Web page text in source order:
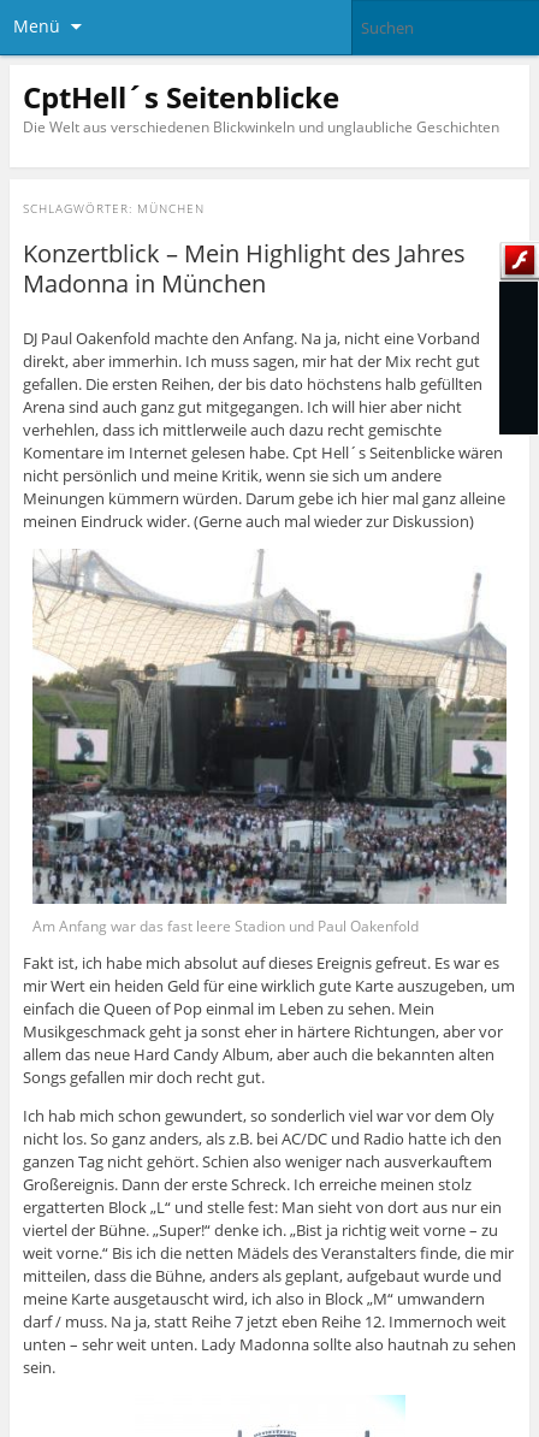
Menü
CptHell´s Seitenblicke
Die Welt aus verschiedenen Blickwinkeln und unglaubliche Geschichten
SCHLAGWÖRTER: MÜNCHEN
Konzertblick – Mein Highlight des Jahres
Madonna in München
DJ Paul Oakenfold machte den Anfang. Na ja, nicht eine Vorband
direkt, aber immerhin. Ich muss sagen, mir hat der Mix recht gut
gefallen. Die ersten Reihen, der bis dato höchstens halb gefüllten
Arena sind auch ganz gut mitgegangen. Ich will hier aber nicht
verhehlen, dass ich mittlerweile auch dazu recht gemischte
Komentare im Internet gelesen habe. Cpt Hell´s Seitenblicke wären
nicht persönlich und meine Kritik, wenn sie sich um andere
Meinungen kümmern würden. Darum gebe ich hier mal ganz alleine
meinen Eindruck wider. (Gerne auch mal wieder zur Diskussion)
Am Anfang war das fast leere Stadion und Paul Oakenfold
Fakt ist, ich habe mich absolut auf dieses Ereignis gefreut. Es war es
mir Wert ein heiden Geld für eine wirklich gute Karte auszugeben, um
einfach die Queen of Pop einmal im Leben zu sehen. Mein
Musikgeschmack geht ja sonst eher in härtere Richtungen, aber vor
allem das neue Hard Candy Album, aber auch die bekannten alten
Songs gefallen mir doch recht gut.
Ich hab mich schon gewundert, so sonderlich viel war vor dem Oly
nicht los. So ganz anders, als z.B. bei AC/DC und Radio hatte ich den
ganzen Tag nicht gehört. Schien also weniger nach ausverkauftem
Großereignis. Dann der erste Schreck. Ich erreiche meinen stolz
ergatterten Block „L“ und stelle fest: Man sieht von dort aus nur ein
viertel der Bühne. „Super!“ denke ich. „Bist ja richtig weit vorne – zu
weit vorne.“ Bis ich die netten Mädels des Veranstalters finde, die mir
mitteilen, dass die Bühne, anders als geplant, aufgebaut wurde und
meine Karte ausgetauscht wird, ich also in Block „M“ umwandern
darf / muss. Na ja, statt Reihe 7 jetzt eben Reihe 12. Immernoch weit
unten – sehr weit unten. Lady Madonna sollte also hautnah zu sehen
sein.